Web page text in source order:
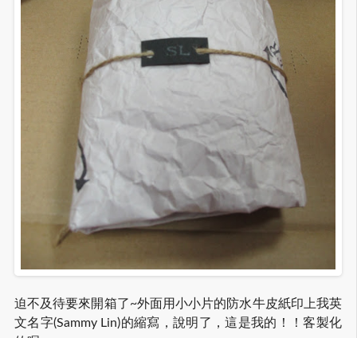
迫不及待要來開箱了~外面用小小片的防水牛皮紙印上我英
文名字(Sammy Lin)的縮寫，說明了，這是我的！！客製化